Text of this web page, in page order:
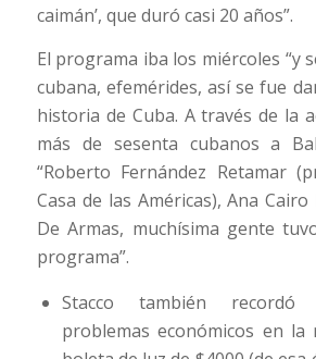
caimán’, que duró casi 20 años”.
El programa iba los miércoles “y
cubana, efemérides, así se fue
historia de Cuba. A través de la
más de sesenta cubanos a
“Roberto Fernández Retamar
Casa de las Américas), Ana
De Armas, muchísima gente
programa”.
Stacco también recordó
problemas económicos en la